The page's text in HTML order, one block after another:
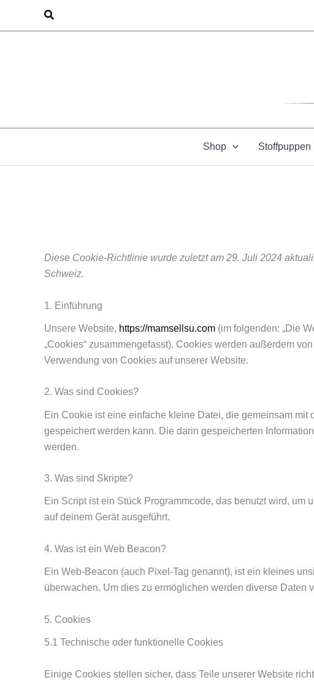
Suchen
Shop Stoffpuppen
Diese Cookie-Richtlinie wurde zuletzt am 29. Juli 2024
Schweiz.
1. Einführung
Unsere Website, https://mamsellsu.com (im folgenden: „Die
„Cookies“ zusammengefasst). Cookies werden außerdem
Verwendung von Cookies auf unserer Website.
2. Was sind Cookies?
Ein Cookie ist eine einfache kleine Datei, die gemeinsam
gespeichert werden kann. Die darin gespeicherten
werden.
3. Was sind Skripte?
Ein Script ist ein Stück Programmcode, das benutzt wird,
auf deinem Gerät ausgeführt.
4. Was ist ein Web Beacon?
Ein Web-Beacon (auch Pixel-Tag genannt), ist ein kleines
überwachen. Um dies zu ermöglichen werden diverse Daten
5. Cookies
5.1 Technische oder funktionelle Cookies
Einige Cookies stellen sicher, dass Teile unserer Website